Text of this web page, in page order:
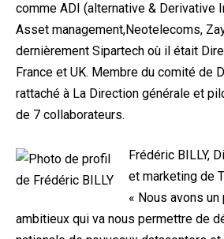
comme ADI (alternative & Derivative
Asset management,Neotelecoms,
dernièrement Sipartech où il était
France et UK. Membre du comité de
rattaché à La Direction générale et
de 7 collaborateurs.
Frédéric BILLY,
et marketing de
« Nous avons
ambitieux qui va nous permettre de